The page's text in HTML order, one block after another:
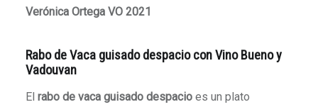
Verónica Ortega VO 2021
Rabo de Vaca guisado despacio con Vino Bueno y
Vadouvan
El rabo de vaca guisado despacioes un plato